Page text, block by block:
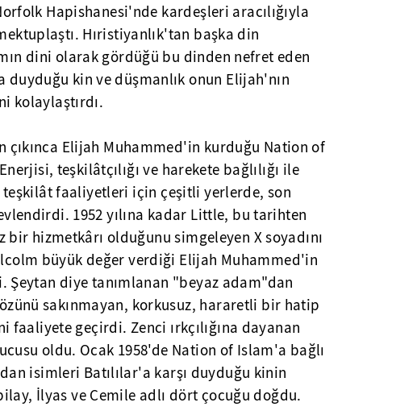
Hapishanesi'nde kardeşleri aracılığıyla
Hıristiyanlık'tan başka din
dini olarak gördüğü bu dinden nefret eden
kin ve düşmanlık onun Elijah'nın
kolaylaştırdı.
çıkınca Elijah Muhammed'in kurduğu Nation of
teşkilâtçılığı ve harekete bağlılığı ile
faaliyetleri için çeşitli yerlerde, son
1952 yılına kadar Little, bu tarihten
bir hizmetkârı olduğunu simgeleyen X soyadını
büyük değer verdiği Elijah Muhammed'in
Şeytan diye tanımlanan "beyaz adam"dan
sakınmayan, korkusuz, hararetli bir hatip
geçirdi. Zenci ırkçılığına dayanan
oldu. Ocak 1958'de Nation of Islam'a bağlı
isimleri Batılılar'a karşı duyduğu kinin
İlyas ve Cemile adlı dört çocuğu doğdu.